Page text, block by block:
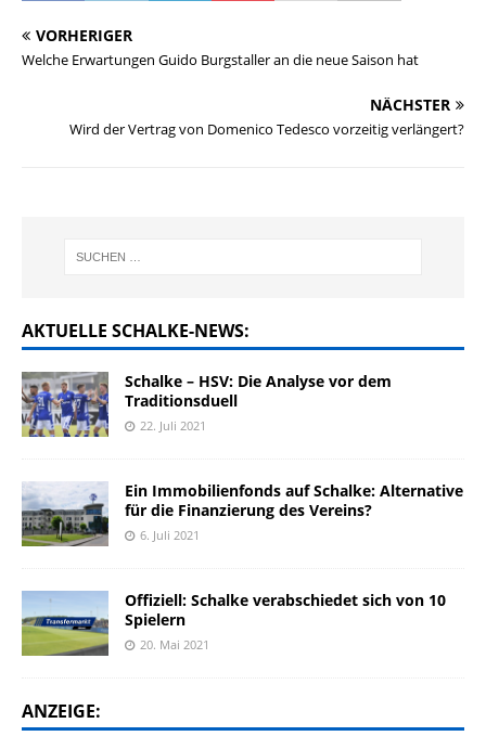
VORHERIGER
Welche Erwartungen Guido Burgstaller an die neue Saison hat
NÄCHSTER
Wird der Vertrag von Domenico Tedesco vorzeitig verlängert?
AKTUELLE SCHALKE-NEWS:
Schalke – HSV: Die Analyse vor dem
Traditionsduell
22. Juli 2021
Ein Immobilienfonds auf Schalke: Alternative
für die Finanzierung des Vereins?
6. Juli 2021
Offiziell: Schalke verabschiedet sich von 10
Spielern
20. Mai 2021
ANZEIGE: